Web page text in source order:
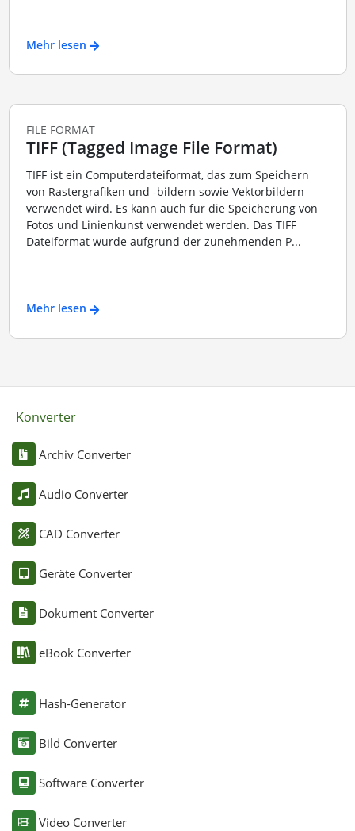
Mehr lesen
FILE FORMAT
TIFF (Tagged Image File Format)
TIFF ist ein Computerdateiformat, das zum Speichern
von Rastergrafiken und -bildern sowie Vektorbildern
verwendet wird. Es kann auch für die Speicherung von
Fotos und Linienkunst verwendet werden. Das TIFF
Dateiformat wurde aufgrund der zunehmenden P...
Mehr lesen
Konverter
Archiv Converter
Audio Converter
CAD Converter
Geräte Converter
Dokument Converter
eBook Converter
Hash-Generator
Bild Converter
Software Converter
Video Converter